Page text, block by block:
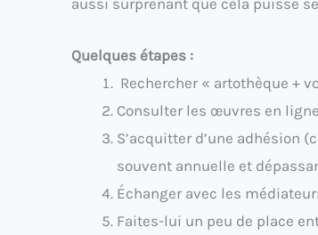
aussi surprenant que cela puisse
Quelques étapes :
Rechercher « artothèque +
Consulter les œuvres en
S’acquitter d’une adhésion
souvent annuelle et
Échanger avec les
Faites-lui un peu de place